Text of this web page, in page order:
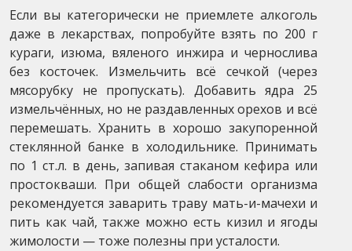
Если вы категорически не приемлете алкоголь
даже в лекарствах, попробуйте взять по 200 г
кураги, изюма, вяленого инжира и чернослива
без косточек. Измельчить всё сечкой (через
мясорубку не пропускать). Добавить ядра 25
измельчённых, но не раздавленных орехов и всё
перемешать. Хранить в хорошо закупоренной
стеклянной банке в холодильнике. Принимать
по 1 ст.л. в день, запивая стаканом кефира или
простокваши. При общей слабости организма
рекомендуется заварить траву мать-и-мачехи и
пить как чай, также можно есть кизил и ягоды
жимолости — тоже полезны при усталости.